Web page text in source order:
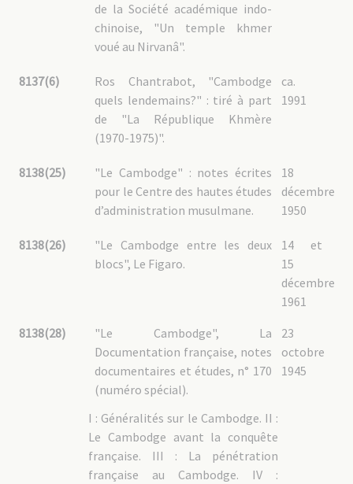
de la Société académique indo-
chinoise, "Un temple khmer
voué au Nirvanâ".
8137(6)
ca.
1991
Ros Chantrabot, "Cambodge
quels lendemains?" : tiré à part
de "La République Khmère
(1970-1975)".
8138(25)
18
décembre
1950
"Le Cambodge" : notes écrites
pour le Centre des hautes études
d’administration musulmane.
8138(26)
14 et
15
décembre
1961
"Le Cambodge entre les deux
blocs", Le Figaro.
8138(28)
23
octobre
1945
"Le Cambodge", La
Documentation française, notes
documentaires et études, n° 170
(numéro spécial).
I : Généralités sur le Cambodge. II :
Le Cambodge avant la conquête
française. III : La pénétration
française au Cambodge. IV :